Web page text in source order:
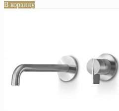
В корзину